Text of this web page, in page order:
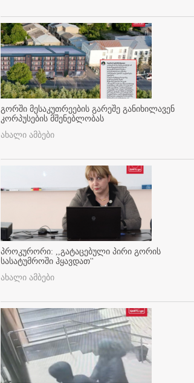
გორში მესაკუთრეების გარეშე განიხილავენ
კორპუსების მშენებლობას
ახალი ამბები
პროკურორი: ,,გატაცებული პირი გორის
სასატუმროში ჰყავდათ''
ახალი ამბები